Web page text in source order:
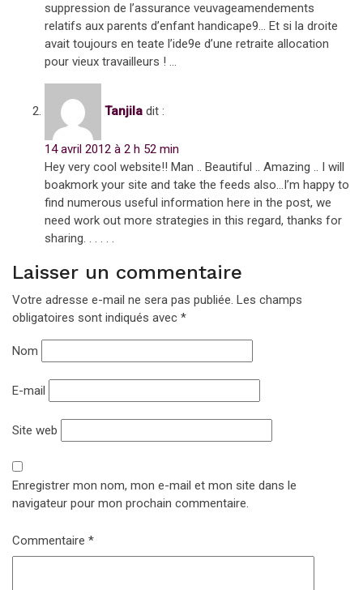
suppression de l’assurance veuvageamendements
relatifs aux parents d’enfant handicape9… Et si la droite
avait toujours en teate l’ide9e d’une retraite allocation
pour vieux travailleurs ! …
Tanjila dit :
14 avril 2012 à 2 h 52 min
Hey very cool website!! Man .. Beautiful .. Amazing .. I will
boakmork your site and take the feeds also…I’m happy to
find numerous useful information here in the post, we
need work out more strategies in this regard, thanks for
sharing. . . . . .
Laisser un commentaire
Votre adresse e-mail ne sera pas publiée. Les champs
obligatoires sont indiqués avec *
Nom
E-mail
Site web
Enregistrer mon nom, mon e-mail et mon site dans le
navigateur pour mon prochain commentaire.
Commentaire *